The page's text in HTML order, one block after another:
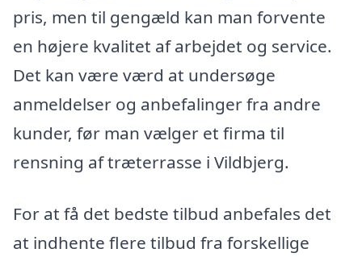
pris, men til gengæld kan man forvente
en højere kvalitet af arbejdet og service.
Det kan være værd at undersøge
anmeldelser og anbefalinger fra andre
kunder, før man vælger et firma til
rensning af træterrasse i Vildbjerg.
For at få det bedste tilbud anbefales det
at indhente flere tilbud fra forskellige